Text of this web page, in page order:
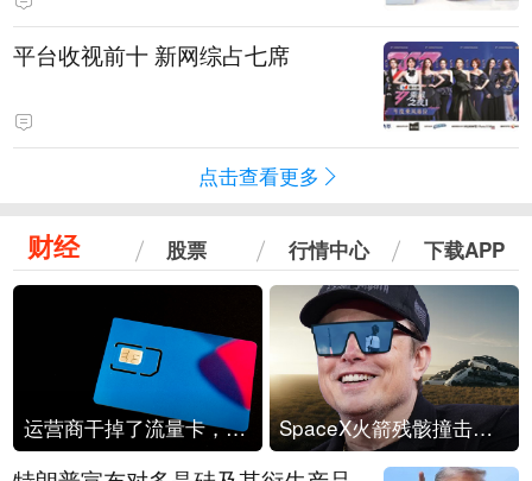
平台收视前十 新网综占七席
点击查看更多
财经 股票 行情中心 下载APP
运营商干掉了流量卡，他们真的玩不起了 SpaceX火箭残骸撞击月球